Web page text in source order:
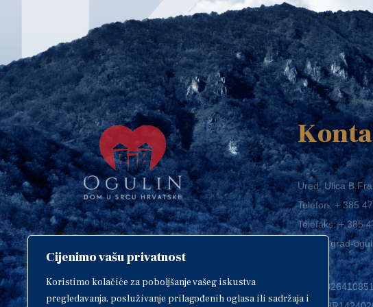
Cijenimo vašu privatnost
Koristimo kolačiće za poboljšanje vašeg iskustva
pregledavanja, posluživanje prilagođenih oglasa ili sadržaja i
Copyright © 2018. Grad Ogulin,
sva prava pridržana.
Ured: Ulica
Telefon:+ 385
Telefaks:+ 385
E-mail:grad-
OIB:
IBAN: